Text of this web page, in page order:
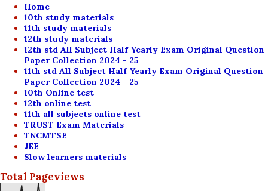
Home
10th study materials
11th study materials
12th study materials
12th std All Subject Half Yearly Exam Original Question
Paper Collection 2024 - 25
11th std All Subject Half Yearly Exam Original Question
Paper Collection 2024 - 25
10th Online test
12th online test
11th all subjects online test
TRUST Exam Materials
TNCMTSE
JEE
Slow learners materials
Total Pageviews